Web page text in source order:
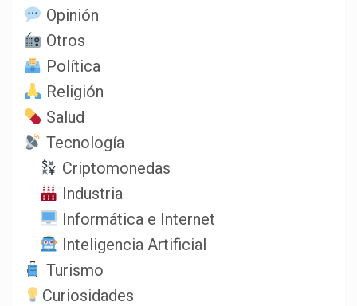
Opinión
Otros
Política
Religión
Salud
Tecnología
Criptomonedas
Industria
Informática e Internet
Inteligencia Artificial
Turismo
Curiosidades